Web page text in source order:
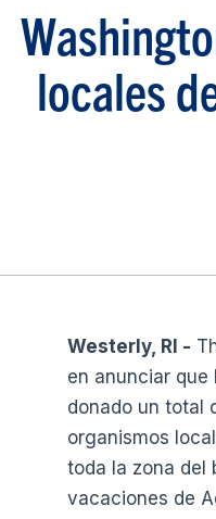
locales
Westerly, RI -
en anunciar que
donado un total
organismos
toda la zona del
vacaciones de